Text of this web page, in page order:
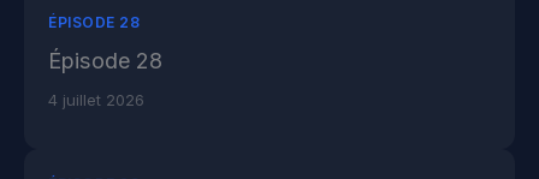
ÉPISODE 28
Épisode 28
4 juillet 2026